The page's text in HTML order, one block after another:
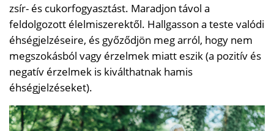
zsír- és cukorfogyasztást. Maradjon távol a
feldolgozott élelmiszerektől. Hallgasson a teste valódi
éhségjelzéseire, és győződjön meg arról, hogy nem
megszokásból vagy érzelmek miatt eszik (a pozitív és
negatív érzelmek is kiválthatnak hamis
éhségjelzéseket).